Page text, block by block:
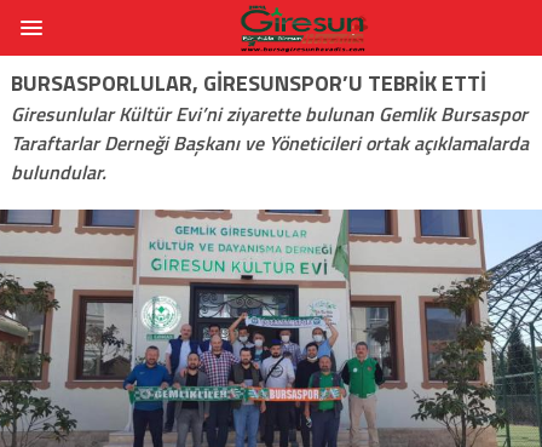
BURSASPORLULAR, GIRESUNSPOR’U TEBRIK ETTI
Giresunlular Kültür Evi’ni ziyarette bulunan Gemlik Bursaspor
Taraftarlar Derneği Başkanı ve Yöneticileri ortak açıklamalarda
bulundular.